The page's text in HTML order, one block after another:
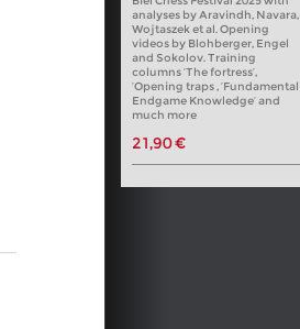
analyses by Aravindh, Navara,
Wojtaszek et al. Opening
videos by Blohberger, Engel
and Sokolov. Training
columns ‘The fortress’,
‘Opening traps , ‘Fundamental
Endgame Knowledge’ and
much more
21,90 €